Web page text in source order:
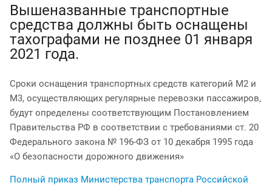
Вышеназванные транспортные
средства должны быть оснащены
тахографами не позднее 01 января
2021 года.
Сроки оснащения транспортных средств категорий М2 и
М3, осуществляющих регулярные перевозки пассажиров,
будут определены соответствующим Постановлением
Правительства РФ в соответствии с требованиями ст. 20
Федерального закона № 196-ФЗ от 10 декабря 1995 года
«О безопасности дорожного движения»
Полный приказ Министерства транспорта Российской